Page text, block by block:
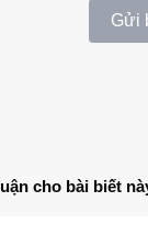
Gửi
cho bài biết